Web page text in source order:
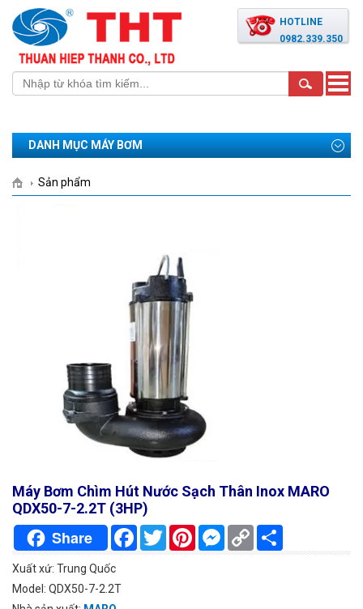
HOTLINE
0982.339.350
Toggle
DANH MỤC MÁY BƠM
Sản phẩm
Máy Bơm Chìm Hút Nước Sạch Thân Inox MARO
QDX50-7-2.2T (3HP)
Share FacebookTwitterPinterestMessenger
Copy
Link
Xuất xứ: Trung Quốc
Model: QDX50-7-2.2T